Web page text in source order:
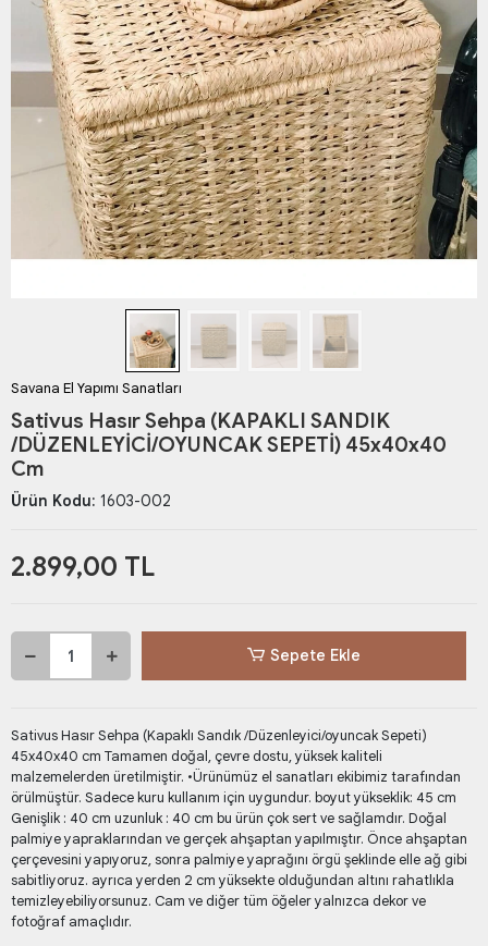
Savana El Yapımı Sanatları
Sativus Hasır Sehpa (KAPAKLI SANDIK
/DÜZENLEYİCİ/OYUNCAK SEPETİ) 45x40x40
Cm
Ürün Kodu: 1603-002
2.899,00 TL
Sepete Ekle
Sativus Hasır Sehpa (Kapaklı Sandık /Düzenleyici/oyuncak Sepeti)
45x40x40 cm Tamamen doğal, çevre dostu, yüksek kaliteli
malzemelerden üretilmiştir. •Ürünümüz el sanatları ekibimiz tarafından
örülmüştür. Sadece kuru kullanım için uygundur. boyut yükseklik: 45 cm
Genişlik : 40 cm uzunluk : 40 cm bu ürün çok sert ve sağlamdır. Doğal
palmiye yapraklarından ve gerçek ahşaptan yapılmıştır. Önce ahşaptan
çerçevesini yapıyoruz, sonra palmiye yaprağını örgü şeklinde elle ağ gibi
sabitliyoruz. ayrıca yerden 2 cm yüksekte olduğundan altını rahatlıkla
temizleyebiliyorsunuz. Cam ve diğer tüm öğeler yalnızca dekor ve
fotoğraf amaçlıdır.